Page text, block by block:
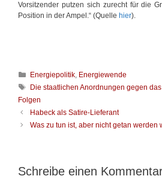
Vorsitzender putzen sich zurecht für die
Position in der Ampel.“ (Quelle hier).
K
a
g
o
n
Energiepolitik, Energiewende
S
c
h
a
r
Die staatlichen Anordnungen gegen
Folgen
B
e
a
g
Habeck als Satire-Lieferant
Was zu tun ist, aber nicht getan werden
Schreibe einen